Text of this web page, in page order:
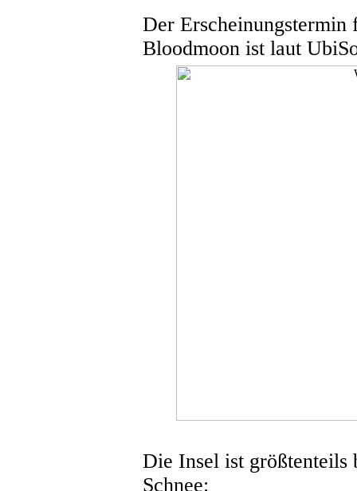
Der Erscheinungstermin
Bloodmoon ist laut
Die Insel ist größtenteils
Schnee: